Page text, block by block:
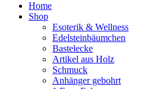
Home
Shop
Esoterik & Wellness
Edelsteinbäumchen
Bastelecke
Artikel aus Holz
Schmuck
Anhänger gebohrt